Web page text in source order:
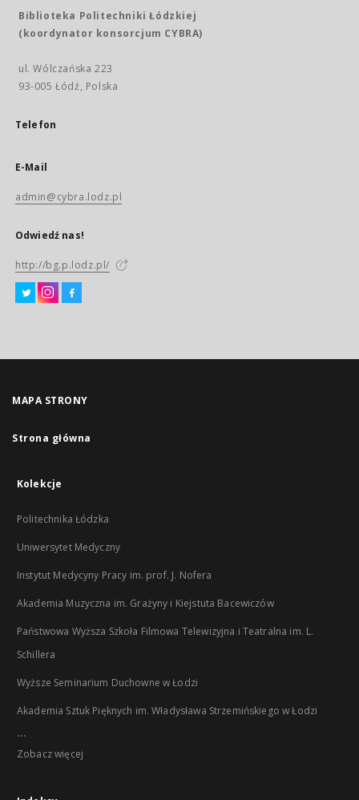
Biblioteka Politechniki Łódzkiej
(koordynator konsorcjum CYBRA)
ul. Wólczańska 223
93-005 Łódź, Polska
Telefon
E-Mail
admin@cybra.lodz.pl
Odwiedź nas!
http://bg.p.lodz.pl/
MAPA STRONY
Strona główna
Kolekcje
Politechnika Łódzka
Uniwersytet Medyczny
Instytut Medycyny Pracy im. prof. J. Nofera
Akademia Muzyczna im. Grażyny i Kiejstuta Bacewiczów
Państwowa Wyższa Szkoła Filmowa Telewizyjna i Teatralna im. L.
Schillera
Wyższe Seminarium Duchowne w Łodzi
Akademia Sztuk Pięknych im. Władysława Strzemińskiego w Łodzi
...
Zobacz więcej